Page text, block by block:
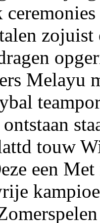
Melayu
touw
een